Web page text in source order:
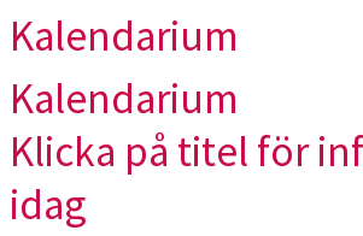
Kalendarium
Kalendarium
Klicka på titel för
idag